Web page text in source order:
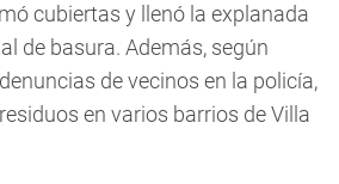
cubiertas y llenó la explanada
de basura. Además, según
de vecinos en la policía,
en varios barrios de Villa